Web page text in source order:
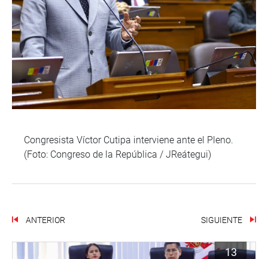
Congresista Víctor Cutipa interviene ante el Pleno.
(Foto: Congreso de la República / JReátegui)
ANTERIOR SIGUIENTE
13